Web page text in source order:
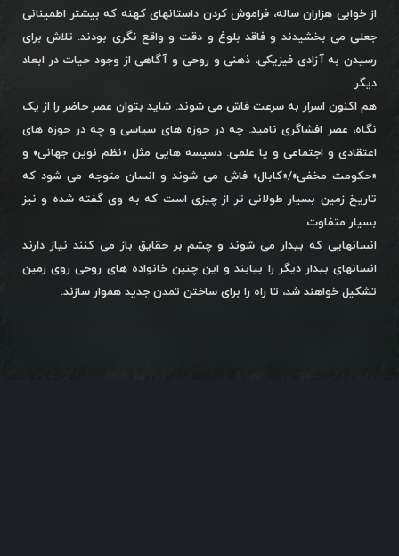
از خوابی هزاران ساله، فراموش کردن داستانهای کهنه که بیشتر اطمینانی
جعلی می بخشیدند و فاقد بلوغ و دقت و واقع نگری بودند. تلاش برای
رسیدن به آزادی فیزیکی، ذهنی و روحی و آگاهی از وجود حیات در ابعاد
دیگر.
هم اکنون اسرار به سرعت فاش می شوند. شاید بتوان عصر حاضر را از یک
نگاه، عصر افشاگری نامید. چه در حوزه های سیاسی و چه در حوزه های
اعتقادی و اجتماعی و یا علمی. دسیسه هایی مثل «نظم نوین جهانی» و
«حکومت مخفی»/«کابال» فاش می شوند و انسان متوجه می شود که
تاریخ زمین بسیار طولانی تر از چیزی است که به وی گفته شده و نیز
بسیار متفاوت.
انسانهایی که بیدار می شوند و چشم بر حقایق باز می کنند نیاز دارند
انسانهای بیدار دیگر را بیابند و این چنین خانواده های روحی روی زمین
تشکیل خواهند شد، تا راه را برای ساختن تمدن جدید هموار سازند.